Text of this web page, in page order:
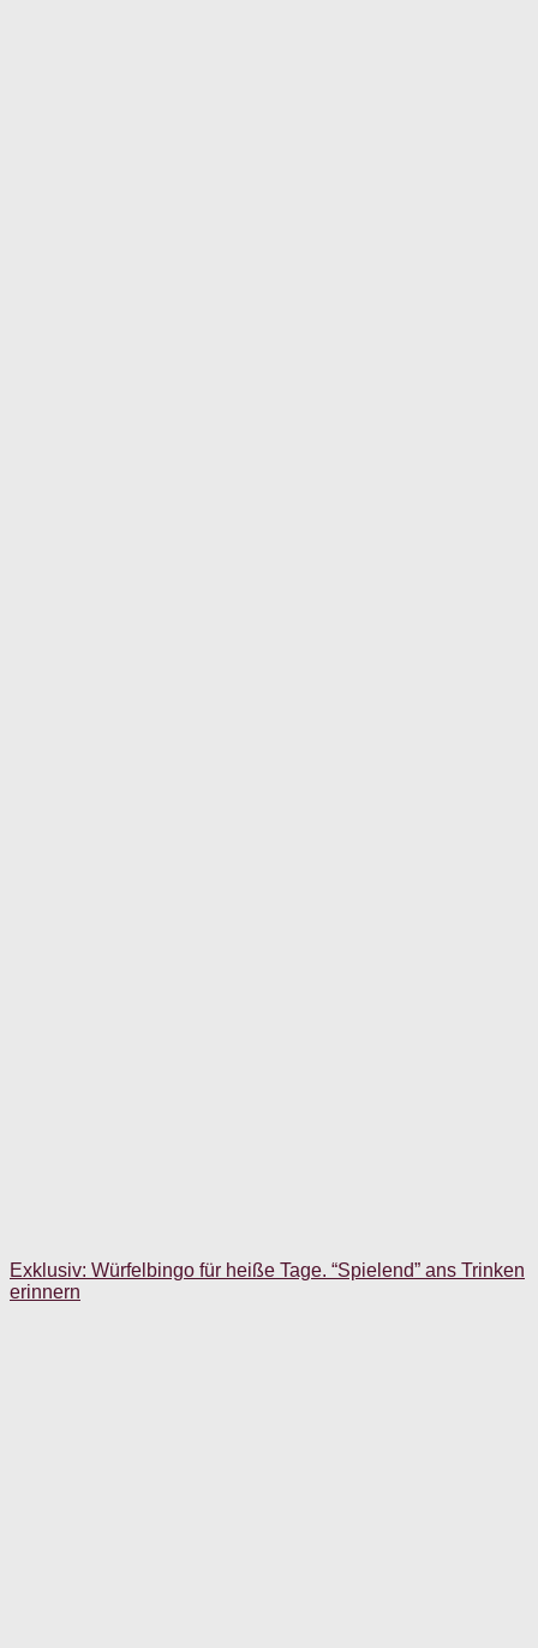
Exklusiv: Würfelbingo für heiße Tage. “Spielend” ans Trinken
erinnern